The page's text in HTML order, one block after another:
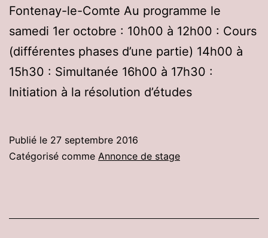
Fontenay-le-Comte Au programme le
samedi 1er octobre : 10h00 à 12h00 : Cours
(différentes phases d’une partie) 14h00 à
15h30 : Simultanée 16h00 à 17h30 :
Initiation à la résolution d’études
Publié le 27 septembre 2016
Catégorisé comme Annonce de stage